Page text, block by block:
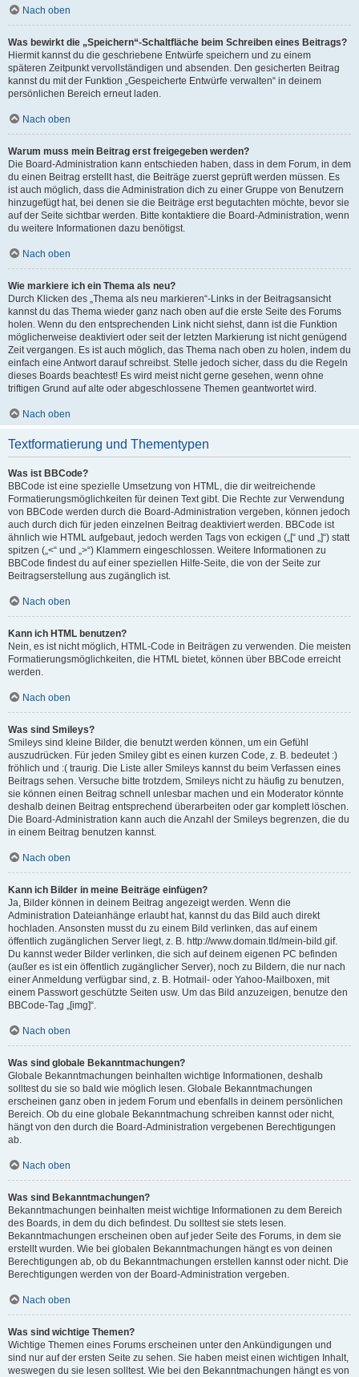
Nach oben
Was bewirkt die „Speichern“-Schaltfläche beim Schreiben eines Beitrags?
Hiermit kannst du die geschriebene Entwürfe speichern und zu einem
späteren Zeitpunkt vervollständigen und absenden. Den gesicherten Beitrag
kannst du mit der Funktion „Gespeicherte Entwürfe verwalten“ in deinem
persönlichen Bereich erneut laden.
Nach oben
Warum muss mein Beitrag erst freigegeben werden?
Die Board-Administration kann entschieden haben, dass in dem Forum, in dem
du einen Beitrag erstellt hast, die Beiträge zuerst geprüft werden müssen. Es
ist auch möglich, dass die Administration dich zu einer Gruppe von Benutzern
hinzugefügt hat, bei denen sie die Beiträge erst begutachten möchte, bevor sie
auf der Seite sichtbar werden. Bitte kontaktiere die Board-Administration, wenn
du weitere Informationen dazu benötigst.
Nach oben
Wie markiere ich ein Thema als neu?
Durch Klicken des „Thema als neu markieren“-Links in der Beitragsansicht
kannst du das Thema wieder ganz nach oben auf die erste Seite des Forums
holen. Wenn du den entsprechenden Link nicht siehst, dann ist die Funktion
möglicherweise deaktiviert oder seit der letzten Markierung ist nicht genügend
Zeit vergangen. Es ist auch möglich, das Thema nach oben zu holen, indem du
einfach eine Antwort darauf schreibst. Stelle jedoch sicher, dass du die Regeln
dieses Boards beachtest! Es wird meist nicht gerne gesehen, wenn ohne
triftigen Grund auf alte oder abgeschlossene Themen geantwortet wird.
Nach oben
Textformatierung und Thementypen
Was ist BBCode?
BBCode ist eine spezielle Umsetzung von HTML, die dir weitreichende
Formatierungsmöglichkeiten für deinen Text gibt. Die Rechte zur Verwendung
von BBCode werden durch die Board-Administration vergeben, können jedoch
auch durch dich für jeden einzelnen Beitrag deaktiviert werden. BBCode ist
ähnlich wie HTML aufgebaut, jedoch werden Tags von eckigen („[“ und „]“) statt
spitzen („<“ und „>“) Klammern eingeschlossen. Weitere Informationen zu
BBCode findest du auf einer speziellen Hilfe-Seite, die von der Seite zur
Beitragserstellung aus zugänglich ist.
Nach oben
Kann ich HTML benutzen?
Nein, es ist nicht möglich, HTML-Code in Beiträgen zu verwenden. Die meisten
Formatierungsmöglichkeiten, die HTML bietet, können über BBCode erreicht
werden.
Nach oben
Was sind Smileys?
Smileys sind kleine Bilder, die benutzt werden können, um ein Gefühl
auszudrücken. Für jeden Smiley gibt es einen kurzen Code, z. B. bedeutet :)
fröhlich und :( traurig. Die Liste aller Smileys kannst du beim Verfassen eines
Beitrags sehen. Versuche bitte trotzdem, Smileys nicht zu häufig zu benutzen,
sie können einen Beitrag schnell unlesbar machen und ein Moderator könnte
deshalb deinen Beitrag entsprechend überarbeiten oder gar komplett löschen.
Die Board-Administration kann auch die Anzahl der Smileys begrenzen, die du
in einem Beitrag benutzen kannst.
Nach oben
Kann ich Bilder in meine Beiträge einfügen?
Ja, Bilder können in deinem Beitrag angezeigt werden. Wenn die
Administration Dateianhänge erlaubt hat, kannst du das Bild auch direkt
hochladen. Ansonsten musst du zu einem Bild verlinken, das auf einem
öffentlich zugänglichen Server liegt, z. B. http://www.domain.tld/mein-bild.gif.
Du kannst weder Bilder verlinken, die sich auf deinem eigenen PC befinden
(außer es ist ein öffentlich zugänglicher Server), noch zu Bildern, die nur nach
einer Anmeldung verfügbar sind, z. B. Hotmail- oder Yahoo-Mailboxen, mit
einem Passwort geschützte Seiten usw. Um das Bild anzuzeigen, benutze den
BBCode-Tag „[img]“.
Nach oben
Was sind globale Bekanntmachungen?
Globale Bekanntmachungen beinhalten wichtige Informationen, deshalb
solltest du sie so bald wie möglich lesen. Globale Bekanntmachungen
erscheinen ganz oben in jedem Forum und ebenfalls in deinem persönlichen
Bereich. Ob du eine globale Bekanntmachung schreiben kannst oder nicht,
hängt von den durch die Board-Administration vergebenen Berechtigungen
ab.
Nach oben
Was sind Bekanntmachungen?
Bekanntmachungen beinhalten meist wichtige Informationen zu dem Bereich
des Boards, in dem du dich befindest. Du solltest sie stets lesen.
Bekanntmachungen erscheinen oben auf jeder Seite des Forums, in dem sie
erstellt wurden. Wie bei globalen Bekanntmachungen hängt es von deinen
Berechtigungen ab, ob du Bekanntmachungen erstellen kannst oder nicht. Die
Berechtigungen werden von der Board-Administration vergeben.
Nach oben
Was sind wichtige Themen?
Wichtige Themen eines Forums erscheinen unter den Ankündigungen und
sind nur auf der ersten Seite zu sehen. Sie haben meist einen wichtigen Inhalt,
weswegen du sie lesen solltest. Wie bei den Bekanntmachungen hängt es von